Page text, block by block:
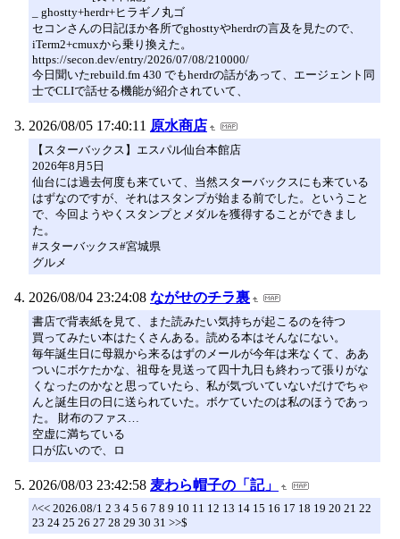
_ ghostty+herdr+ヒラギノ丸ゴ
セコンさんの日記ほか各所でghosttyやherdrの言及を見たので、
iTerm2+cmuxから乗り換えた。
https://secon.dev/entry/2026/07/08/210000/
今日聞いたrebuild.fm 430 でもherdrの話があって、エージェント同
士でCLIで話せる機能が紹介されていて、
2026/08/05 17:40:11 原水商店
【スターバックス】エスパル仙台本館店
2026年8月5日
仙台には過去何度も来ていて、当然スターバックスにも来ている
はずなのですが、それはスタンプが始まる前でした。ということ
で、今回ようやくスタンプとメダルを獲得することができまし
た。
#スターバックス#宮城県
グルメ
2026/08/04 23:24:08 ながせのチラ裏
書店で背表紙を見て、また読みたい気持ちが起こるのを待つ
買ってみたい本はたくさんある。読める本はそんなにない。
毎年誕生日に母親から来るはずのメールが今年は来なくて、ああ
ついにボケたかな、祖母を見送って四十九日も終わって張りがな
くなったのかなと思っていたら、私が気づいていないだけでちゃ
んと誕生日の日に送られていた。ボケていたのは私のほうであっ
た。 財布のファス…
空虚に満ちている
口が広いので、ロ
2026/08/03 23:42:58 麦わら帽子の「記」
^<< 2026.08/1 2 3 4 5 6 7 8 9 10 11 12 13 14 15 16 17 18 19 20 21 22
23 24 25 26 27 28 29 30 31 >>$